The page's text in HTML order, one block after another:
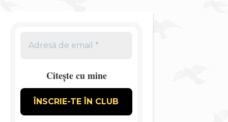
Citește cu mine